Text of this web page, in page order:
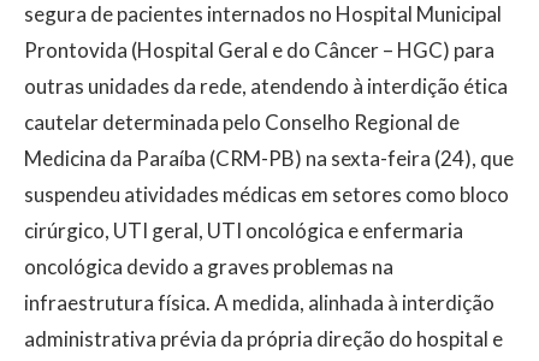
segura de pacientes internados no Hospital Municipal
Prontovida (Hospital Geral e do Câncer – HGC) para
outras unidades da rede, atendendo à interdição ética
cautelar determinada pelo Conselho Regional de
Medicina da Paraíba (CRM-PB) na sexta-feira (24), que
suspendeu atividades médicas em setores como bloco
cirúrgico, UTI geral, UTI oncológica e enfermaria
oncológica devido a graves problemas na
infraestrutura física. A medida, alinhada à interdição
administrativa prévia da própria direção do hospital e